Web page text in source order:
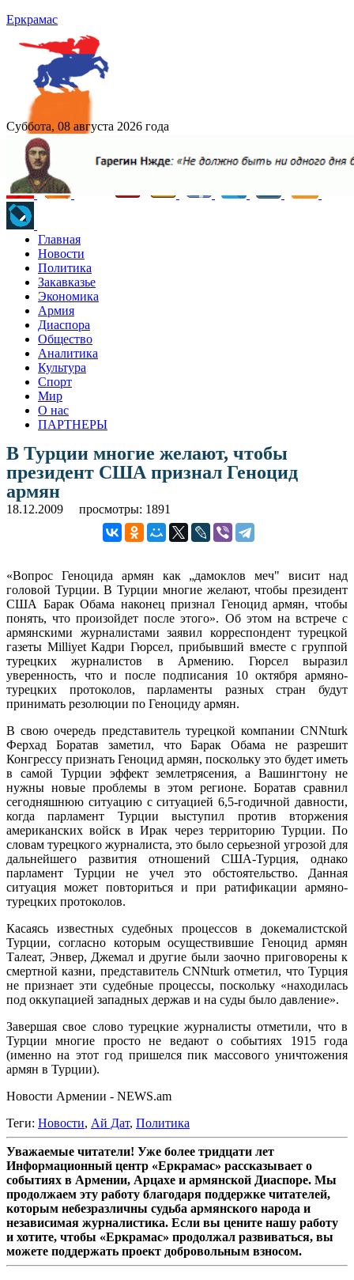
Еркрамас
Суббота, 08 августа 2026 года
Главная
Новости
Политика
Закавказье
Экономика
Армия
Диаспора
Общество
Аналитика
Культура
Спорт
Мир
О нас
ПАРТНЕРЫ
В Турции многие желают, чтобы
президент США признал Геноцид
армян
18.12.2009 просмотры: 1891
«Вопрос Геноцида армян как „дамоклов меч" висит над
головой Турции. В Турции многие желают, чтобы президент
США Барак Обама наконец признал Геноцид армян, чтобы
понять, что произойдет после этого». Об этом на встрече с
армянскими журналистами заявил корреспондент турецкой
газеты Milliyet Кадри Гюрсел, прибывший вместе с группой
турецких журналистов в Армению. Гюрсел выразил
уверенность, что и после подписания 10 октября армяно-
турецких протоколов, парламенты разных стран будут
принимать резолюции по Геноциду армян.
В свою очередь представитель турецкой компании CNNturk
Ферхад Боратав заметил, что Барак Обама не разрешит
Конгрессу признать Геноцид армян, поскольку это будет иметь
в самой Турции эффект землетрясения, а Вашингтону не
нужны новые проблемы в этом регионе. Боратав сравнил
сегодняшнюю ситуацию с ситуацией 6,5-годичной давности,
когда парламент Турции выступил против вторжения
американских войск в Ирак через территорию Турции. По
словам турецкого журналиста, это было серьезной угрозой для
дальнейшего развития отношений США-Турция, однако
парламент Турции не учел это обстоятельство. Данная
ситуация может повториться и при ратификации армяно-
турецких протоколов.
Касаясь известных судебных процессов в докемалистской
Турции, согласно которым осуществившие Геноцид армян
Талеат, Энвер, Джемал и другие были заочно приговорены к
смертной казни, представитель CNNturk отметил, что Турция
не признает эти судебные процессы, поскольку «находилась
под оккупацией западных держав и на суды было давление».
Завершая свое слово турецкие журналисты отметили, что в
Турции многие просто не ведают о событиях 1915 года
(именно на этот год пришелся пик массового уничтожения
армян в Турции).
Новости Армении - NEWS.am
Теги: Новости, Ай Дат, Политика
Уважаемые читатели! Уже более тридцати лет
Информационный центр «Еркрамас» рассказывает о
событиях в Армении, Арцахе и армянской Диаспоре. Мы
продолжаем эту работу благодаря поддержке читателей,
которым небезразличны судьба армянского народа и
независимая журналистика. Если вы цените нашу работу
и хотите, чтобы «Еркрамас» продолжал развиваться, вы
можете поддержать проект добровольным взносом.